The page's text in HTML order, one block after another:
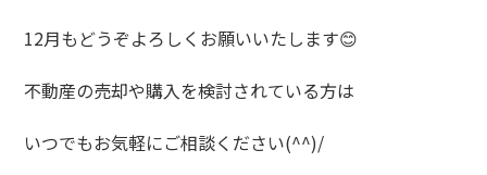
12月もどうぞよろしくお願いいたします😊
不動産の売却や購入を検討されている方は
いつでもお気軽にご相談ください(^^)/